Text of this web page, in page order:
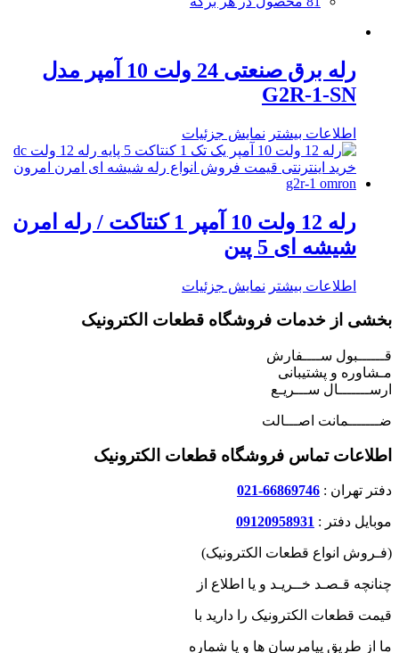
رله برق صنعتی 24 ولت 10 آمپر مدل
G2R-1-SN
اطلاعات بیشتر نمایش جزئیات
رله 12 ولت 10 آمپر 1 کنتاکت / رله امرن
شیشه ای 5 پین
اطلاعات بیشتر نمایش جزئیات
بخشی از خدمات فروشگاه قطعات الکترونیک
قــــــبول ســــفارش
مـشاوره و پشتیبانی
ارســـــــال ســـریـع
ضـــــــمانت اصـــالت
اطلاعات تماس فروشگاه قطعات الکترونیک
دفتر تهران : 66869746-021
موبایل دفتر : 09120958931
(فـروش انواع قطعات الکترونیک)
چنانچه قـصـد خــریـد و یا اطلاع از
قیمت قطعات الکترونیک را دارید با
ما از طریق پیامرسان ها و یا شماره